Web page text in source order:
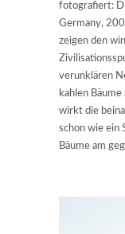
fotografiert:
Germany,
zeigen den
verunklären
kahlen
wirkt die
schon wie ein
Bäume am